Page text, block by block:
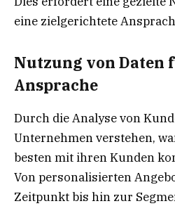
eine zielgerichtete
Nutzung von Daten
Ansprache
Durch die Analyse von
Unternehmen verstehen,
besten mit ihren Kunden
Von personalisierten
Zeitpunkt bis hin zur